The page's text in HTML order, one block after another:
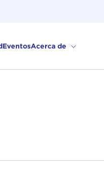
EventosAcerca de